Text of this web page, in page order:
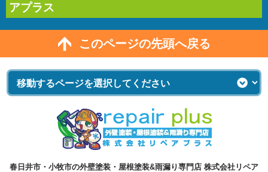
アプラス
このページの先頭へ戻る
春日井市・小牧市の外壁塗装・屋根塗装&雨漏り専門店 株式会社リペア